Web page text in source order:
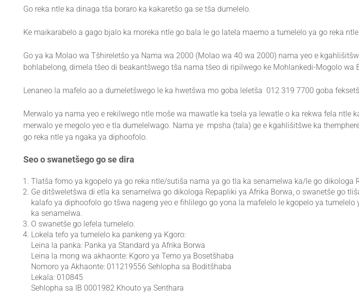
Go reka ntle ka dinaga tša boraro ka kakaretšo ga se tša dumelelo.
Ke maikarabelo a gago bjalo ka moreka ntle go bala le go latela maemo a tumelelo ya go reka
Go ya ka Molao wa Tšhireletšo ya Nama wa 2000 (Molao wa 40 wa 2000) nama yeo e
bohlabelong, dimela tšeo di beakantšwego tša nama tšeo di ripilwego ke Mohlankedi-Mogolo wa
Lenaneo la mafelo ao a dumeletšwego le ka hwetšwa mo goba leletša 012 319 7700 goba
Merwalo ya nama yeo e rekilwego ntle moše wa mawatle ka tsela ya lewatle o ka rekwa fela ntle
merwalo ye megolo yeo e tla dumelelwago. Nama ye mpsha (tala) ge e kgahlišitšwe ka
go reka ntle ya ngaka ya diphoofolo.
Seo o swanetšego go se dira
Tlatša fomo ya kgopelo ya go reka ntle/sutiša nama ya go tla ka senamelwa ka/le go dikologa
Ge ditšweletšwa di etla ka senamelwa go dikologa Repapliki ya Afrika Borwa, o swanetše go
kalafo ya diphoofolo go tšwa nageng yeo e fihlilego go yona la mafelelo le kgopelo ya
ka senamelwa.
O swanetše go lefela tumelelo.
Lokela tefo ya tumelelo ka pankeng ya Kgoro:
Leina la panka: Panka ya Standard ya Afrika Borwa
Leina la mong wa akhaonte: Kgoro ya Temo ya Bosetšhaba
Nomoro ya Akhaonte: 011219556 Sehlopha sa Boditšhaba
Lekala: 010845
Sehlopha sa IB 0001982 Khouto ya Senthara